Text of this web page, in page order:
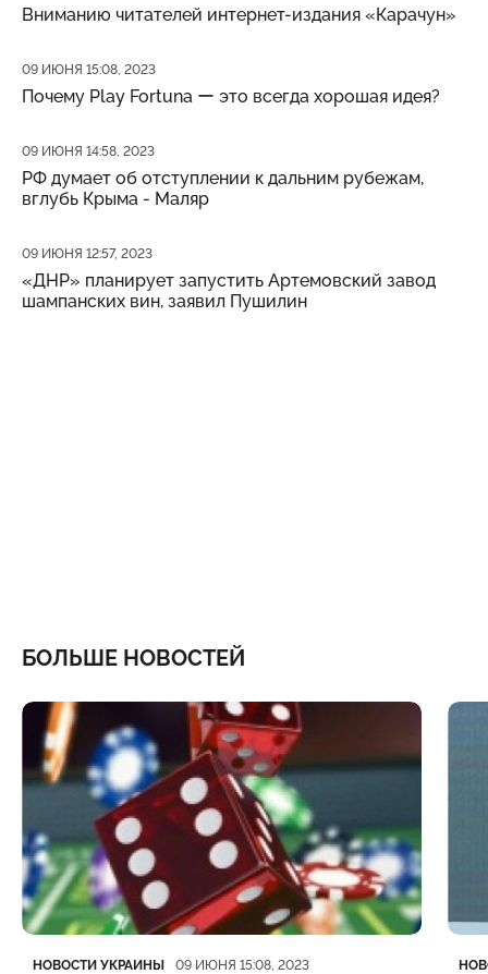
Вниманию читателей интернет-издания «Карачун»
Дата публикации
09 ИЮНЯ 15:08, 2023
Почему Play Fortuna ー это всегда хорошая идея?
Дата публикации
09 ИЮНЯ 14:58, 2023
РФ думает об отступлении к дальним рубежам,
вглубь Крыма - Маляр
Дата публикации
09 ИЮНЯ 12:57, 2023
«ДНР» планирует запустить Артемовский завод
шампанских вин, заявил Пушилин
БОЛЬШЕ НОВОСТЕЙ
Категория
НОВОСТИ УКРАИНЫ
Дата публикации 09 ИЮНЯ 15:08, 2023